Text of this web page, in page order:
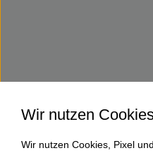
Wir nutzen
Wir nutzen Cookies, Pixel